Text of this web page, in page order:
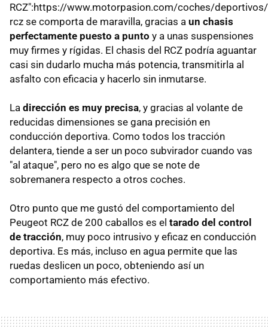
RCZ":https://www.motorpasion.com/coches/
rcz se comporta de maravilla, gracias a un chasis
perfectamente puesto a punto y a unas suspensiones
muy firmes y rígidas. El chasis del RCZ podría aguantar
casi sin dudarlo mucha más potencia, transmitirla al
asfalto con eficacia y hacerlo sin inmutarse.
La dirección es muy precisa, y gracias al volante de
reducidas dimensiones se gana precisión en
conducción deportiva. Como todos los tracción
delantera, tiende a ser un poco subvirador cuando vas
"al ataque", pero no es algo que se note de
sobremanera respecto a otros coches.
Otro punto que me gustó del comportamiento del
Peugeot RCZ de 200 caballos es el tarado del control
de tracción, muy poco intrusivo y eficaz en conducción
deportiva. Es más, incluso en agua permite que las
ruedas deslicen un poco, obteniendo así un
comportamiento más efectivo.